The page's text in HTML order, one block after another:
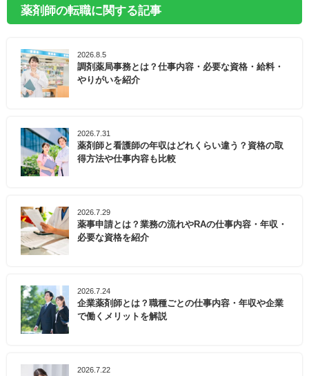
薬剤師の転職に関する記事
2026.8.5
調剤薬局事務とは？仕事内容・必要な資格・給料・
やりがいを紹介
2026.7.31
薬剤師と看護師の年収はどれくらい違う？資格の取
得方法や仕事内容も比較
2026.7.29
薬事申請とは？業務の流れやRAの仕事内容・年収・
必要な資格を紹介
2026.7.24
企業薬剤師とは？職種ごとの仕事内容・年収や企業
で働くメリットを解説
2026.7.22